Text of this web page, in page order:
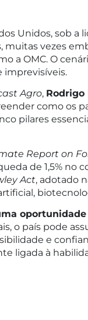
Unidos, sob
muitas vezes
a OMC. O
imprevisíveis.
Agro, Rodrigo
como os
pilares
Report on
de 1,5% no
Act, adotado
oportunidade
o país pode
e
ligada à